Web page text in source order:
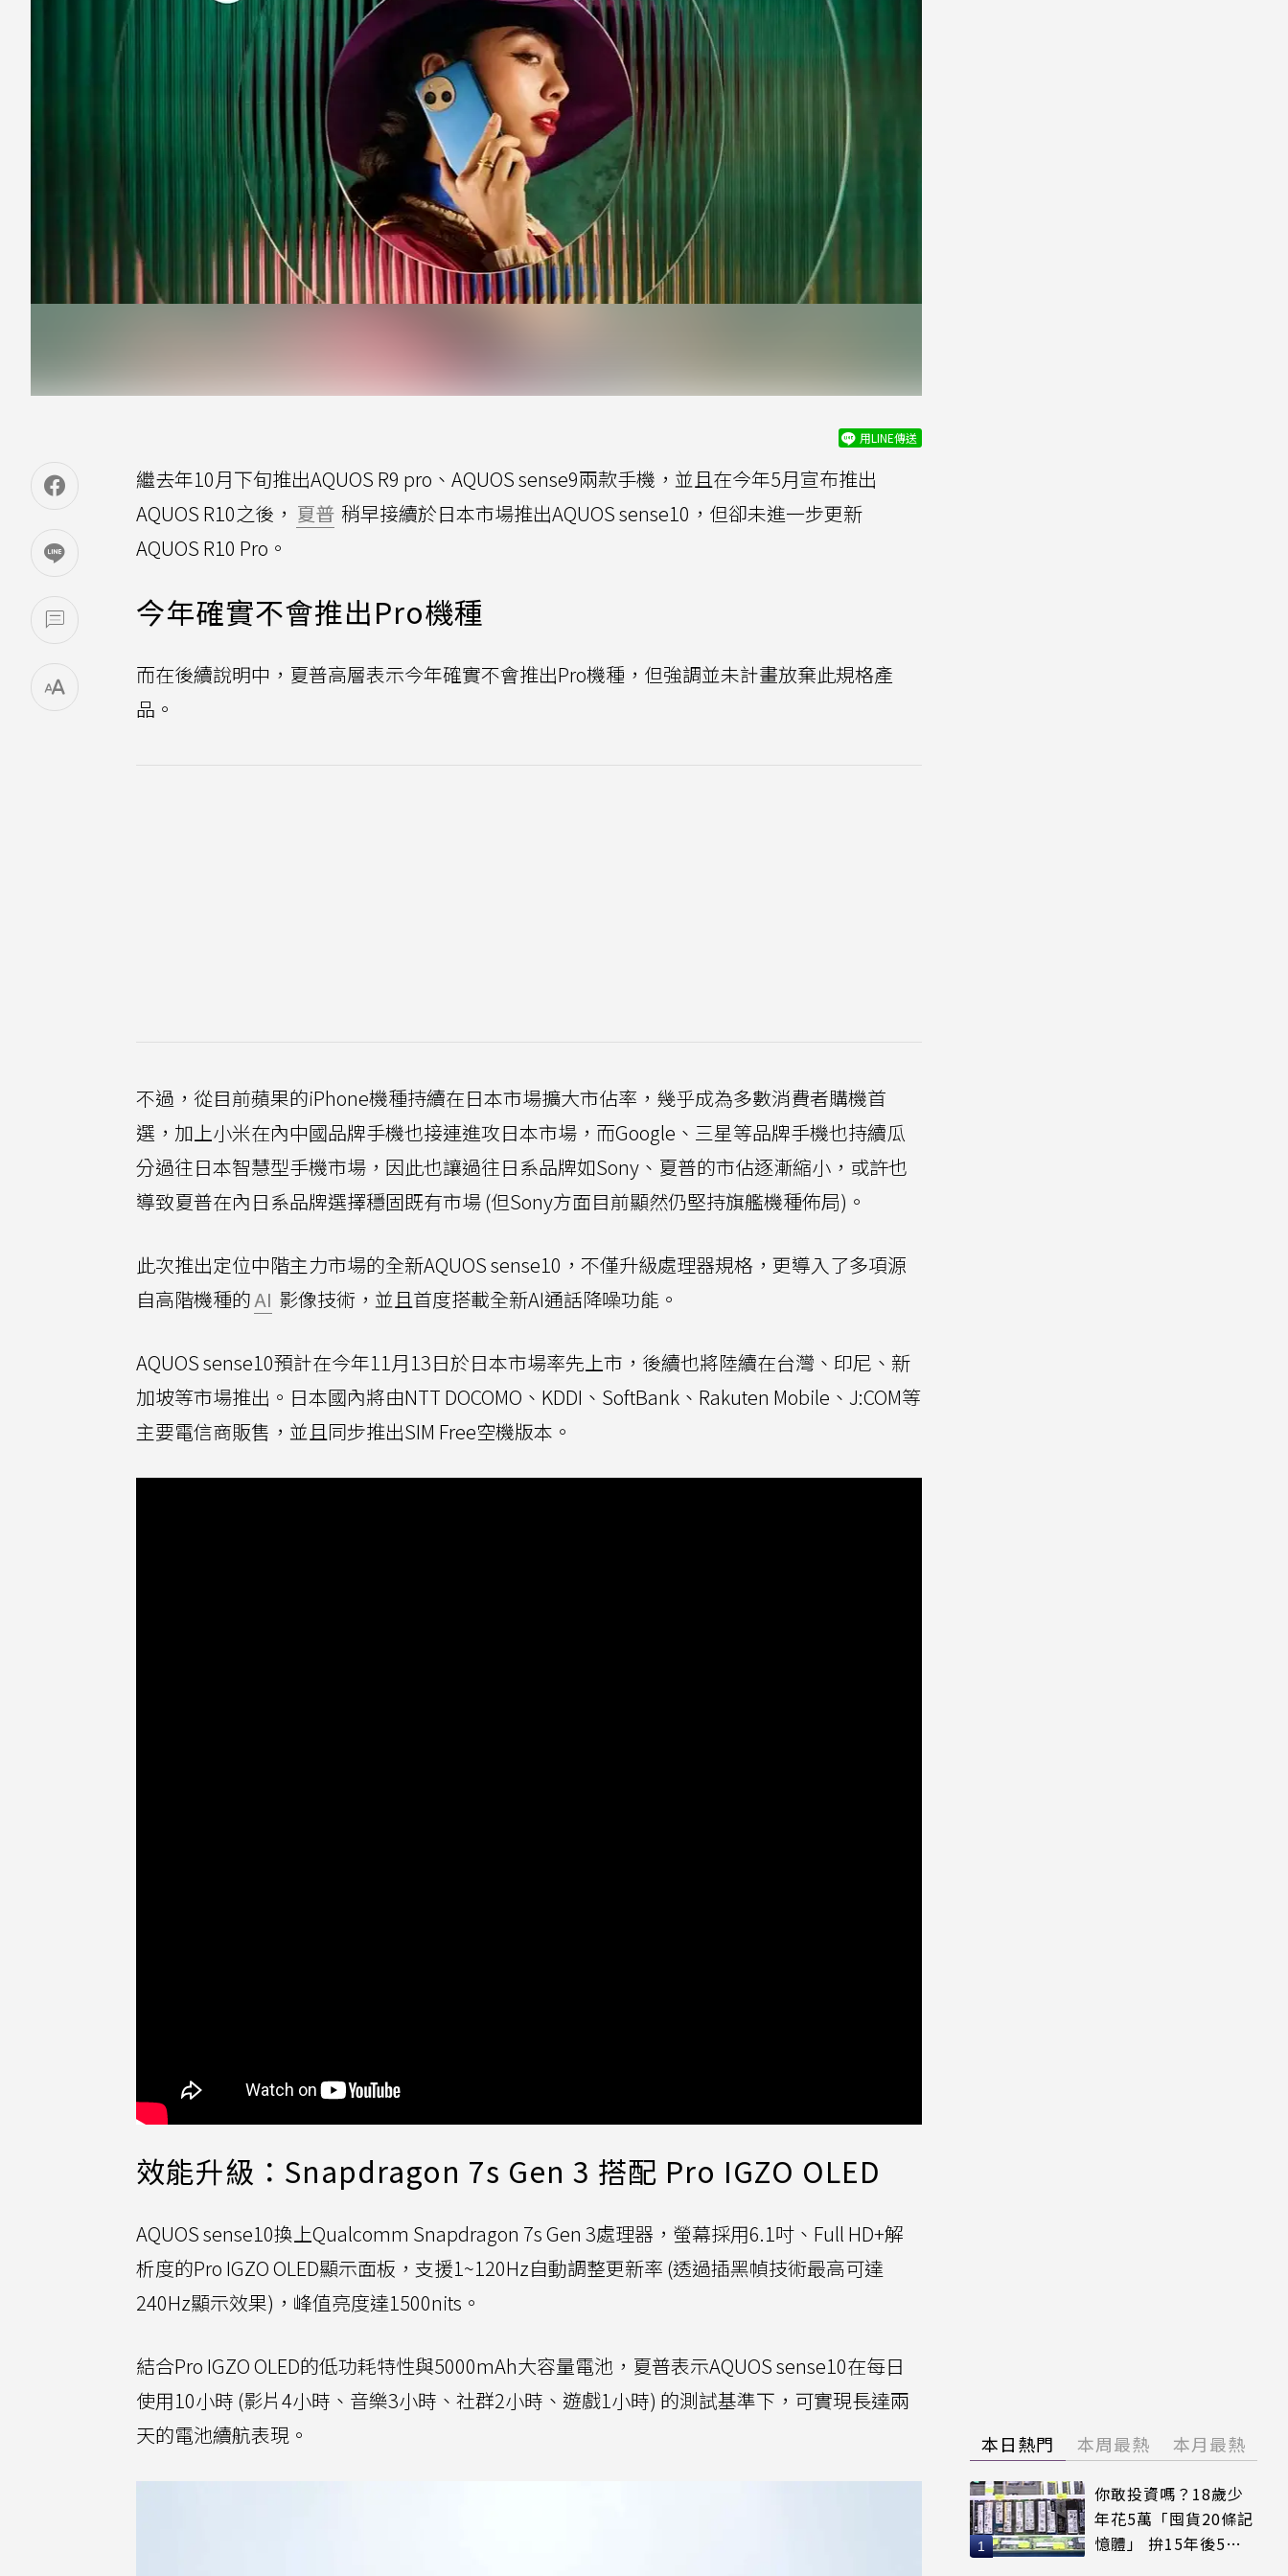
用LINE傳送
繼去年10月下旬推出AQUOS R9 pro、AQUOS sense9兩款手機，並且在今年5月宣布推出
AQUOS R10之後， 夏普 稍早接續於日本市場推出AQUOS sense10，但卻未進一步更新
AQUOS R10 Pro。
今年確實不會推出Pro機種
而在後續說明中，夏普高層表示今年確實不會推出Pro機種，但強調並未計畫放棄此規格產
品。
不過，從目前蘋果的iPhone機種持續在日本市場擴大市佔率，幾乎成為多數消費者購機首
選，加上小米在內中國品牌手機也接連進攻日本市場，而Google、三星等品牌手機也持續瓜
分過往日本智慧型手機市場，因此也讓過往日系品牌如Sony、夏普的市佔逐漸縮小，或許也
導致夏普在內日系品牌選擇穩固既有市場 (但Sony方面目前顯然仍堅持旗艦機種佈局)。
此次推出定位中階主力市場的全新AQUOS sense10，不僅升級處理器規格，更導入了多項源
自高階機種的AI 影像技術，並且首度搭載全新AI通話降噪功能。
AQUOS sense10預計在今年11月13日於日本市場率先上市，後續也將陸續在台灣、印尼、新
加坡等市場推出。日本國內將由NTT DOCOMO、KDDI、SoftBank、Rakuten Mobile、J:COM等
主要電信商販售，並且同步推出SIM Free空機版本。
效能升級：Snapdragon 7s Gen 3 搭配 Pro IGZO OLED
AQUOS sense10換上Qualcomm Snapdragon 7s Gen 3處理器，螢幕採用6.1吋、Full HD+解
析度的Pro IGZO OLED顯示面板，支援1~120Hz自動調整更新率 (透過插黑幀技術最高可達
240Hz顯示效果)，峰值亮度達1500nits。
結合Pro IGZO OLED的低功耗特性與5000mAh大容量電池，夏普表示AQUOS sense10在每日
使用10小時 (影片4小時、音樂3小時、社群2小時、遊戲1小時) 的測試基準下，可實現長達兩
天的電池續航表現。
本日熱門 本周最熱 本月最熱
你敢投資嗎？18歲少
年花5萬「囤貨20條記
憶體」 拚15年後5倍